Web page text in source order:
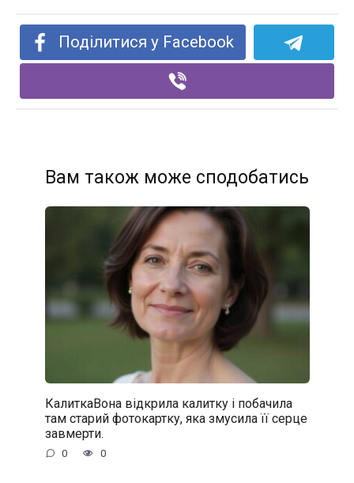
Поділитися у Facebook
Вам також може сподобатись
КалиткаВона відкрила калитку і побачила
там старий фотокартку, яка змусила її серце
завмерти.
0 0